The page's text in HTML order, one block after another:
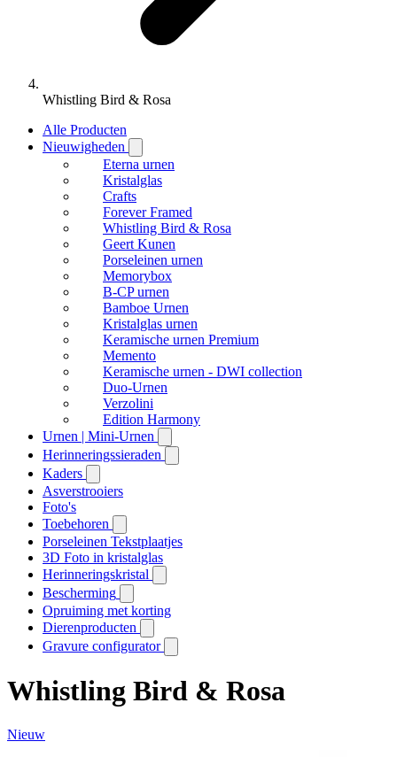
Whistling Bird & Rosa
Alle Producten
Nieuwigheden
Eterna urnen
Kristalglas
Crafts
Forever Framed
Whistling Bird & Rosa
Geert Kunen
Porseleinen urnen
Memorybox
B-CP urnen
Bamboe Urnen
Kristalglas urnen
Keramische urnen Premium
Memento
Keramische urnen - DWI collection
Duo-Urnen
Verzolini
Edition Harmony
Urnen | Mini-Urnen
Herinneringssieraden
Kaders
Asverstrooiers
Foto's
Toebehoren
Porseleinen Tekstplaatjes
3D Foto in kristalglas
Herinneringskristal
Bescherming
Opruiming met korting
Dierenproducten
Gravure configurator
Whistling Bird & Rosa
Nieuw